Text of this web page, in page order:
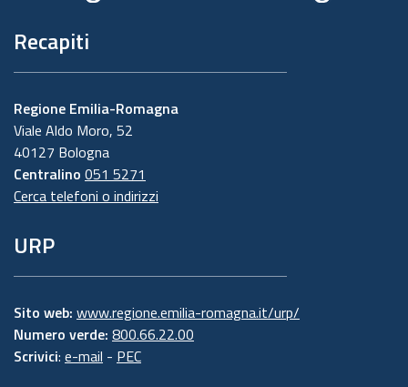
Recapiti
Regione Emilia-Romagna
Viale Aldo Moro, 52
40127 Bologna
Centralino 051 5271
Cerca telefoni o indirizzi
URP
Sito web: www.regione.emilia-romagna.it/urp/
Numero verde: 800.66.22.00
Scrivici: e-mail - PEC